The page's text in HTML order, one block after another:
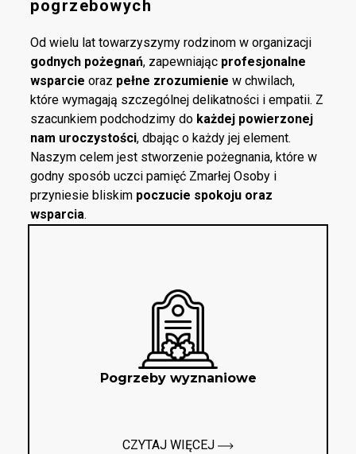
pogrzebowych
Od wielu lat towarzyszymy rodzinom w organizacji
godnych pożegnań, zapewniając profesjonalne
wsparcie oraz pełne zrozumienie w chwilach,
które wymagają szczególnej delikatności i empatii. Z
szacunkiem podchodzimy do każdej powierzonej
nam uroczystości, dbając o każdy jej element.
Naszym celem jest stworzenie pożegnania, które w
godny sposób uczci pamięć Zmarłej Osoby i
przyniesie bliskim poczucie spokoju oraz
wsparcia.
Pogrzeby wyznaniowe
CZYTAJ WIĘCEJ